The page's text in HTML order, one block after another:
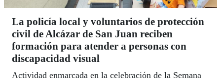
La policía local y voluntarios de protección
civil de Alcázar de San Juan reciben
formación para atender a personas con
discapacidad visual
Actividad enmarcada en la celebración de la Semana